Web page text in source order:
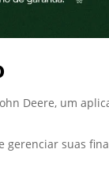
Deere, um
gerenciar suas